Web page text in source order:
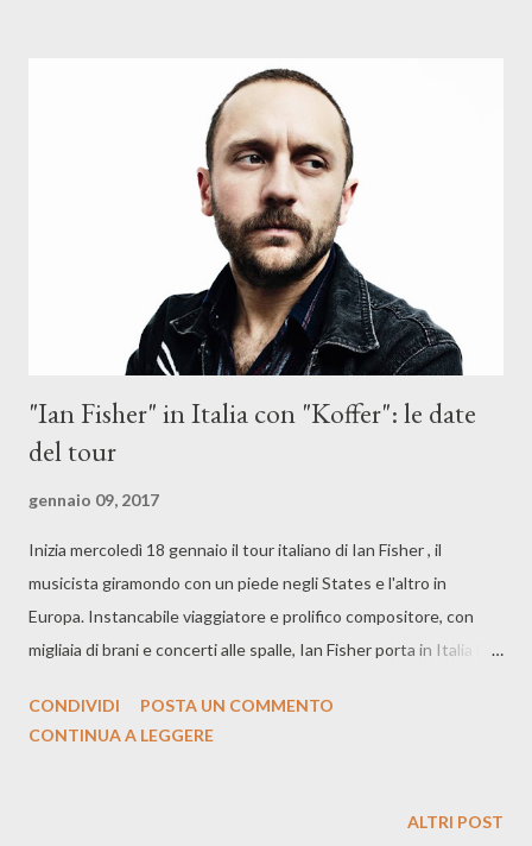
"Ian Fisher" in Italia con "Koffer": le date
del tour
gennaio 09, 2017
Inizia mercoledì 18 gennaio il tour italiano di Ian Fisher , il
musicista giramondo con un piede negli States e l'altro in
Europa. Instancabile viaggiatore e prolifico compositore, con
migliaia di brani e concerti alle spalle, Ian Fisher porta in Italia il
Rocketta Records. È un country folk ribelle il suo, che esce dagli
Fisher è una raccolta di ricordi nostalgici e riflessioni pungenti
CONDIVIDI
POSTA UN COMMENTO
CONTINUA A LEGGERE
ALTRI POST